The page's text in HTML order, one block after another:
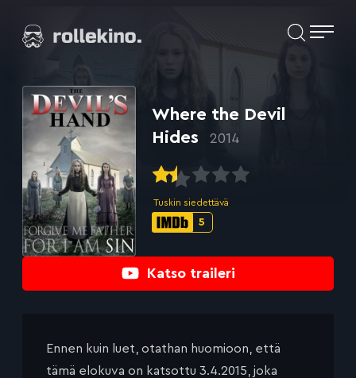
suoraan
Elokuvat ja elokuva-arviot | Rollekino.fi
jälkeen.
Katso traileri
Where the Devil
Hides
2014
Tuskin siedettävä
IMDb-
5
Ennen kuin luet, otathan huomioon, että
tämä elokuva on katsottu 3.4.2015, joka